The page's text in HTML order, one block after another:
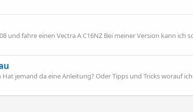
und fahre einen Vectra A C16NZ Bei meiner Version kann ich
jemand da eine Anleitung? Oder Tipps und Tricks worauf